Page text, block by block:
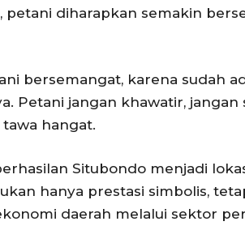
petani diharapkan semakin
bersemangat, karena sudah
Petani jangan khawatir, jangan
hangat.
Situbondo menjadi
hanya prestasi simbolis,
daerah melalui sektor